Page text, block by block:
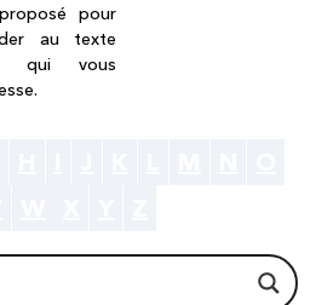
pour
au texte
qui vous